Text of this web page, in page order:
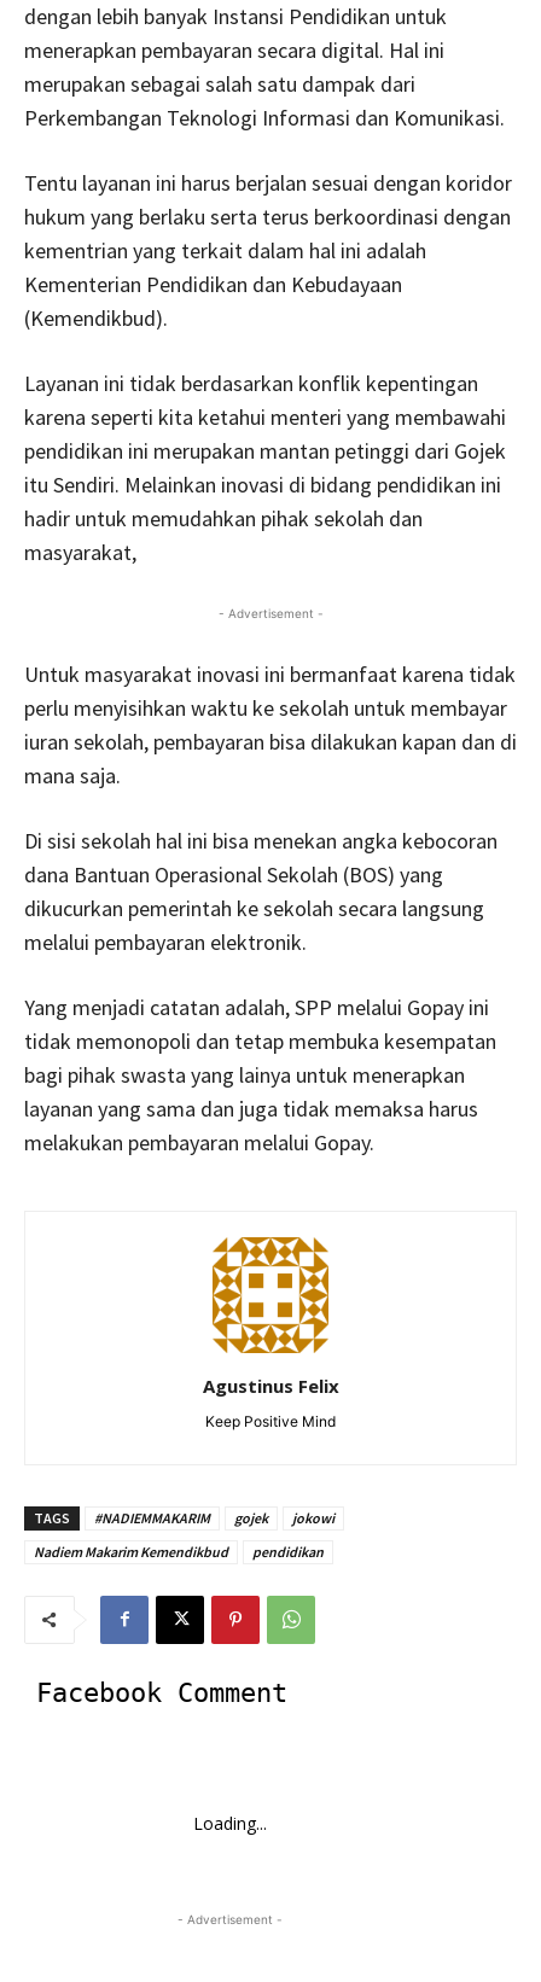
dengan lebih banyak Instansi Pendidikan untuk
menerapkan pembayaran secara digital. Hal ini
merupakan sebagai salah satu dampak dari
Perkembangan Teknologi Informasi dan Komunikasi.
Tentu layanan ini harus berjalan sesuai dengan koridor
hukum yang berlaku serta terus berkoordinasi dengan
kementrian yang terkait dalam hal ini adalah
Kementerian Pendidikan dan Kebudayaan
(Kemendikbud).
Layanan ini tidak berdasarkan konflik kepentingan
karena seperti kita ketahui menteri yang membawahi
pendidikan ini merupakan mantan petinggi dari Gojek
itu Sendiri. Melainkan inovasi di bidang pendidikan ini
hadir untuk memudahkan pihak sekolah dan
masyarakat,
- Advertisement -
Untuk masyarakat inovasi ini bermanfaat karena tidak
perlu menyisihkan waktu ke sekolah untuk membayar
iuran sekolah, pembayaran bisa dilakukan kapan dan di
mana saja.
Di sisi sekolah hal ini bisa menekan angka kebocoran
dana Bantuan Operasional Sekolah (BOS) yang
dikucurkan pemerintah ke sekolah secara langsung
melalui pembayaran elektronik.
Yang menjadi catatan adalah, SPP melalui Gopay ini
tidak memonopoli dan tetap membuka kesempatan
bagi pihak swasta yang lainya untuk menerapkan
layanan yang sama dan juga tidak memaksa harus
melakukan pembayaran melalui Gopay.
Agustinus Felix
Keep Positive Mind
TAGS #NADIEMMAKARIM gojek
jokowi
Nadiem Makarim Kemendikbud
pendidikan
Facebook Comment
Loading...
- Advertisement -